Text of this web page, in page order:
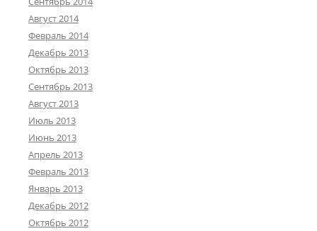
Август 2014
Февраль 2014
Декабрь 2013
Октябрь 2013
Сентябрь 2013
Август 2013
Июль 2013
Июнь 2013
Апрель 2013
Февраль 2013
Январь 2013
Декабрь 2012
Октябрь 2012